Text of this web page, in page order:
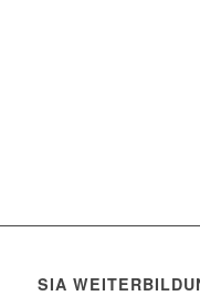
SIA